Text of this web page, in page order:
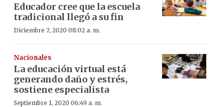
Educador cree que la escuela
tradicional llegó a su fin
Diciembre 7, 2020 08:02 a. m.
Nacionales
La educación virtual está
generando daño y estrés,
sostiene especialista
Septiembre 1, 2020 06:49 a. m.